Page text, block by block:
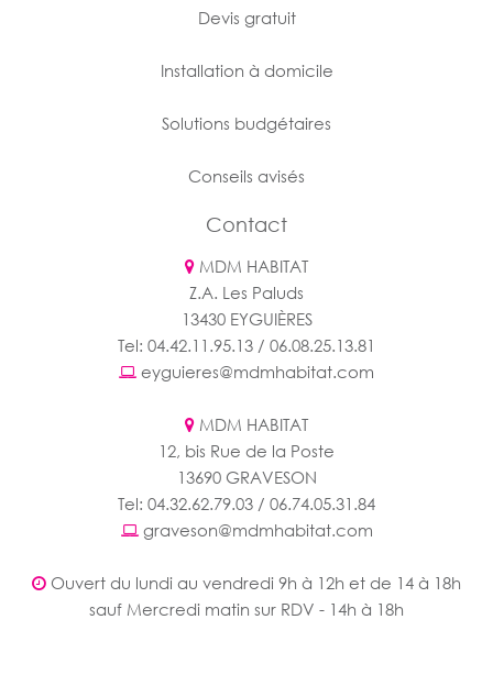
Devis gratuit
Installation à domicile
Solutions budgétaires
Conseils avisés
Contact
MDM HABITAT
Z.A. Les Paluds
13430 EYGUIÈRES
Tel: 04.42.11.95.13 / 06.08.25.13.81
eyguieres@mdmhabitat.com
MDM HABITAT
12, bis Rue de la Poste
13690 GRAVESON
Tel: 04.32.62.79.03 / 06.74.05.31.84
graveson@mdmhabitat.com
Ouvert du lundi au vendredi 9h à 12h et de 14 à 18h
sauf Mercredi matin sur RDV - 14h à 18h